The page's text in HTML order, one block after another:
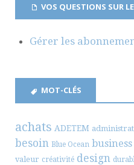
VOS QUESTIONS SUR
Gérer les
MOT-CLÉS
achats ADETEM
besoin Blue Ocean business
valeur créativité design